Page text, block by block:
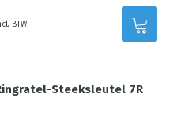
BTW
Steeksleutel 7R